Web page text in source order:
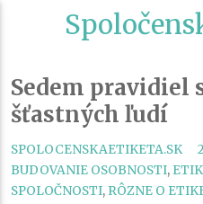
Sedem pravidiel
šťastných ľudí
SPOLOCENSKAETIKETA.SK
BUDOVANIE OSOBNOSTI,
SPOLOČNOSTI, RÔZNE O